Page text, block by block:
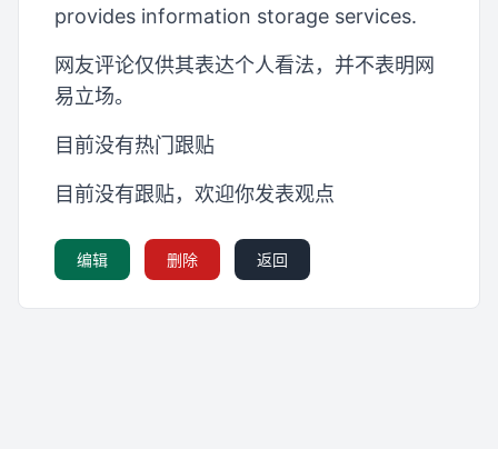
provides information storage services.
网友评论仅供其表达个人看法，并不表明网
易立场。
目前没有热门跟贴
目前没有跟贴，欢迎你发表观点
编辑 删除 返回